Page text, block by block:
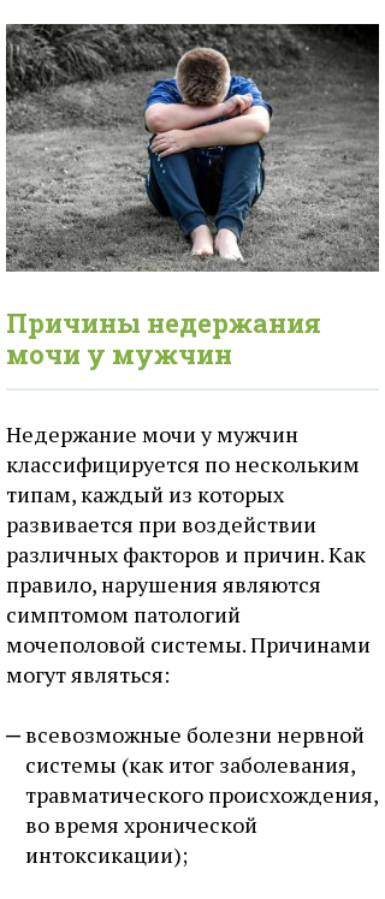
Причины недержания
мочи у мужчин
Недержание мочи у мужчин
классифицируется по нескольким
типам, каждый из которых
развивается при воздействии
различных факторов и причин. Как
правило, нарушения являются
симптомом патологий
мочеполовой системы. Причинами
могут являться:
всевозможные болезни нервной
системы (как итог заболевания,
травматического происхождения,
во время хронической
интоксикации);